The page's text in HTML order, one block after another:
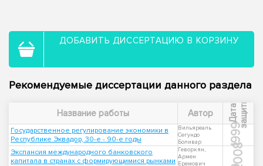
ДОБАВИТЬ ДИССЕРТАЦИЮ В КОРЗИНУ
Рекомендуемые диссертации данного раздела
Название работы Автор Д
а
т
а
з
а
щ
и
т ы
Государственное регулирование экономики в
Республике Эквадор, 30-е - 90-е годы
Вильяреаль
Сегундо
Боливар
1999
Экспансия международного банковского
капитала в странах с формирующимися рынками
Геворкян,
Армен
Еремович
2008